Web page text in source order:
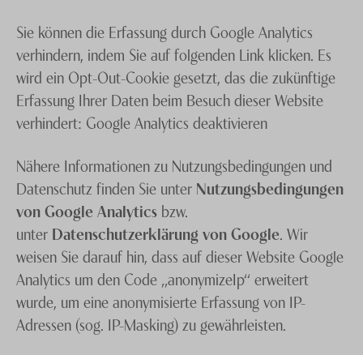
Sie können die Erfassung durch Google Analytics
verhindern, indem Sie auf folgenden Link klicken. Es
wird ein Opt-Out-Cookie gesetzt, das die zukünftige
Erfassung Ihrer Daten beim Besuch dieser Website
verhindert: Google Analytics deaktivieren
Nähere Informationen zu Nutzungsbedingungen und
Datenschutz finden Sie unter Nutzungsbedingungen
von Google Analytics bzw.
unter Datenschutzerklärung von Google. Wir
weisen Sie darauf hin, dass auf dieser Website Google
Analytics um den Code „anonymizeIp“ erweitert
wurde, um eine anonymisierte Erfassung von IP-
Adressen (sog. IP-Masking) zu gewährleisten.